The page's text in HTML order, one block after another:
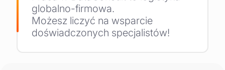
globalno-firmowa.
Możesz liczyć na wsparcie
doświadczonych specjalistów!